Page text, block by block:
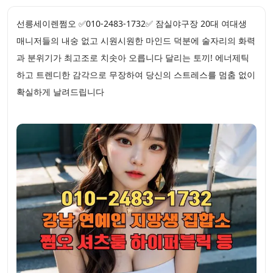
선릉세이렌쩜오 ✅010-2483-1732✅ 잠실야구장 20대 여대생
매니저들의 내숭 없고 시원시원한 마인드 덕분에 술자리의 화력
과 분위기가 최고조로 치솟아 오릅니다 달리는 토끼! 에너제틱
하고 트렌디한 감각으로 무장하여 당신의 스트레스를 멈춤 없이
확실하게 날려드립니다